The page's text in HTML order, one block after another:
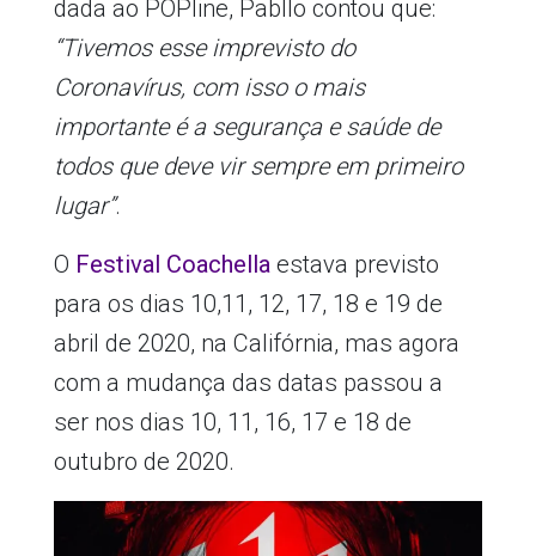
dada ao POPline, Pabllo contou que:
“Tivemos esse imprevisto do
Coronavírus, com isso o mais
importante é a segurança e saúde de
todos que deve vir sempre em primeiro
lugar”.
O Festival Coachellaestava previsto
para os dias 10,11, 12, 17, 18 e 19 de
abril de 2020, na Califórnia, mas agora
com a mudança das datas passou a
ser nos dias 10, 11, 16, 17 e 18 de
outubro de 2020.